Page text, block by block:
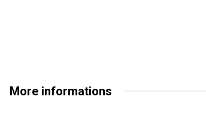
More informations